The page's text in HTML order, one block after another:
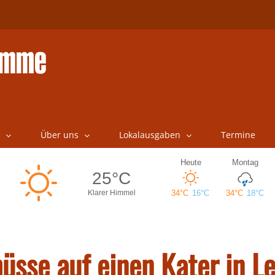
Über uns Lokalausgaben Termine
auf einen Kater in